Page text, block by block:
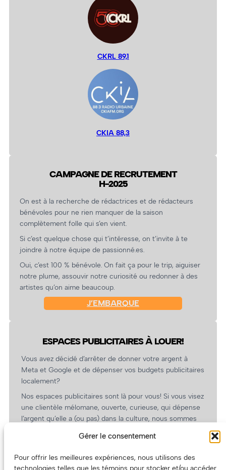
Gérer le consentement
Pour offrir les meilleures expériences, nous utilisons des
technologies telles que les témoins pour stocker et/ou accéder
CKRL 89,1
CKIA 88,3
CAMPAGNE DE RECRUTEMENT
H-2025
On est à la recherche de rédactrices et de rédacteurs
bénévoles pour ne rien manquer de la saison
complètement folle qui s’en vient.
Si c’est quelque chose qui t’intéresse, on t’invite à te
joindre à notre équipe de passionné.es.
Oui, c’est 100 % bénévole. On fait ça pour le trip, aiguiser
notre plume, assouvir notre curiosité ou redonner à des
artistes qu’on aime beaucoup.
J’EMBARQUE
ESPACES PUBLICITAIRES À LOUER!
Vous avez décidé d’arrêter de donner votre argent à
Meta et Google et de dépenser vos budgets publicitaires
localement?
Nos espaces publicitaires sont là pour vous! Si vous visez
une clientèle mélomane, ouverte, curieuse, qui dépense
l’argent qu’elle a (ou pas) dans la culture, nous sommes
revient.